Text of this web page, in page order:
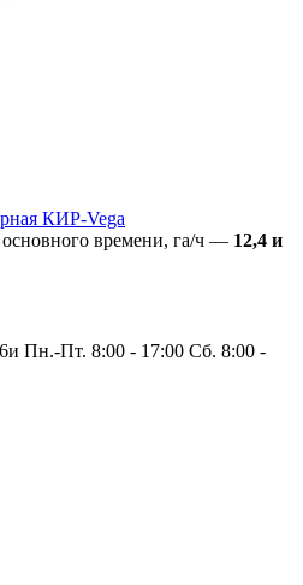
КИР-Vega
времени, га/ч — 12,4 и
Пн.-Пт. 8:00 - 17:00 Сб. 8:00 -